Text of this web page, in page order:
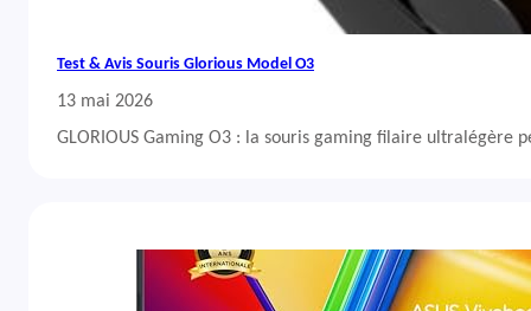
Test & Avis Souris Glorious Model O3
13 mai 2026
GLORIOUS Gaming O3 : la souris gaming filaire ultralégère